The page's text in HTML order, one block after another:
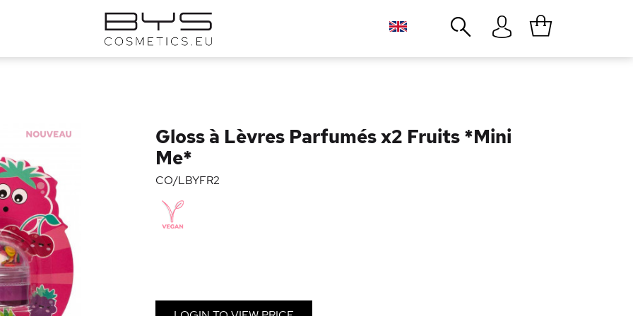
Gloss à Lèvres Parfumés x2 Fruits *Mini
Me*
CO/LBYFR2